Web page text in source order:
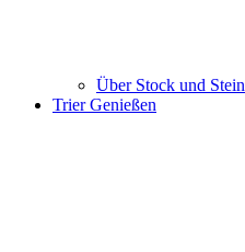
Über Stock und Stein
Trier Genießen